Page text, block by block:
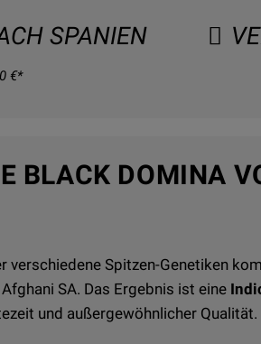
SPANIEN
€*
BLACK DOMINA
verschiedene Spitzen-Genetiken
SA. Das Ergebnis ist eine
und außergewöhnlicher Qualität.